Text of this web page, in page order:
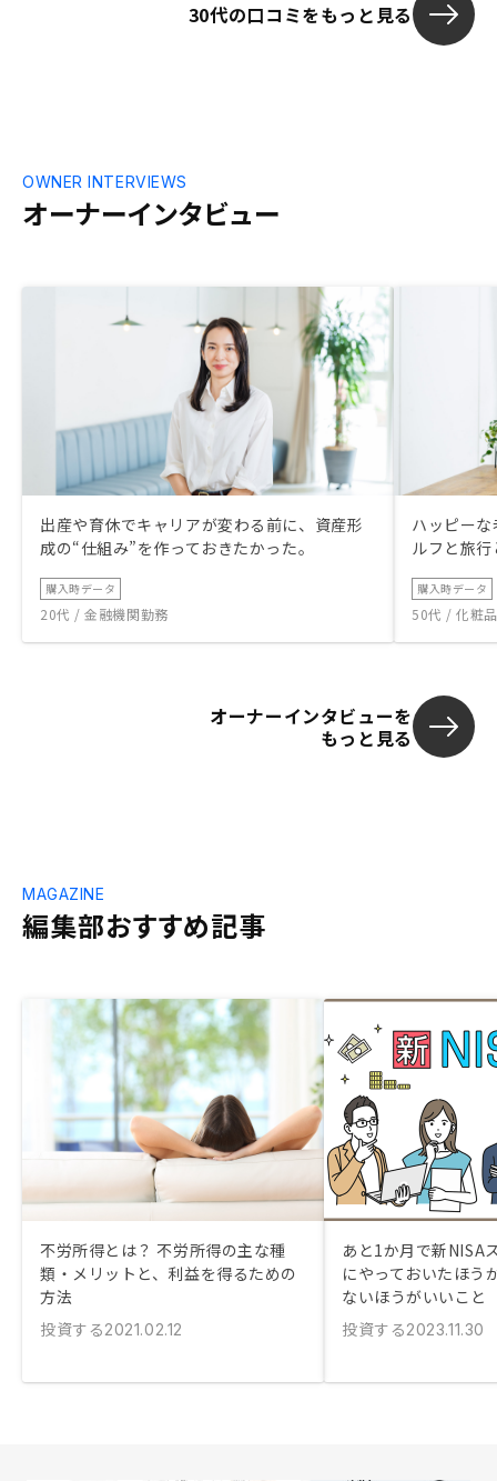
30代の口コミをもっと見る
オーナーインタビュー
OWNER INTERVIEWS
出産や育休でキャリアが変わる前に、資産形
成の“仕組み”を作っておきたかった。
購入時データ
20代 / 金融機関勤務
ハッピー
ルフと旅
購入時データ
50代 / 化粧
オーナーインタビューを
もっと見る
編集部おすすめ記事
MAGAZINE
不労所得とは？ 不労所得の主な種
類・メリットと、利益を得るための
方法
投資する2021.02.12
あと1か月で新NISA
にやっておいたほう
ないほうがいいこと
投資する2023.11.30